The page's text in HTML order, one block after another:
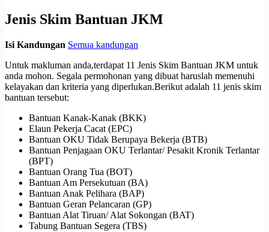
Jenis Skim Bantuan JKM
Isi Kandungan Semua kandungan
Untuk makluman anda,terdapat 11 Jenis Skim Bantuan JKM untuk
anda mohon. Segala permohonan yang dibuat haruslah memenuhi
kelayakan dan kriteria yang diperlukan.Berikut adalah 11 jenis skim
bantuan tersebut:
Bantuan Kanak-Kanak (BKK)
Elaun Pekerja Cacat (EPC)
Bantuan OKU Tidak Berupaya Bekerja (BTB)
Bantuan Penjagaan OKU Terlantar/ Pesakit Kronik Terlantar
(BPT)
Bantuan Orang Tua (BOT)
Bantuan Am Persekutuan (BA)
Bantuan Anak Pelihara (BAP)
Bantuan Geran Pelancaran (GP)
Bantuan Alat Tiruan/ Alat Sokongan (BAT)
Tabung Bantuan Segera (TBS)